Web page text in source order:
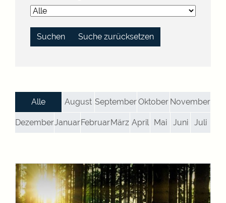
Suche zurücksetzen
Alle August SeptemberOktober November
DezemberJanuarFebruarMärz April Mai Juni Juli